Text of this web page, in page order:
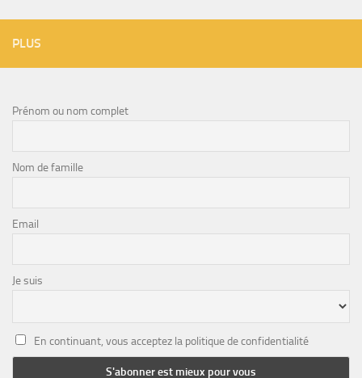
PLUS
Prénom ou nom complet
Nom de famille
Email
Je suis
En continuant, vous acceptez la politique de confidentialité